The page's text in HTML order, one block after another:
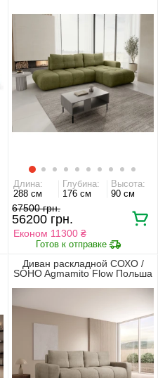
Длина:
288 см
Глубина:
176 см
Высота:
90 см
67500 грн.
56200 грн.
Економ 11300 ₴
Диван раскладной СОХО /
SOHO Agmamito Flow Польша